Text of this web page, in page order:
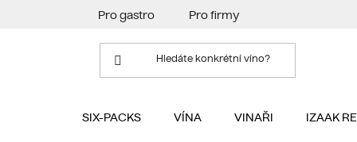
Pro gastro Pro firmy
SIX-PACKS VÍNA VINAŘI IZAAK